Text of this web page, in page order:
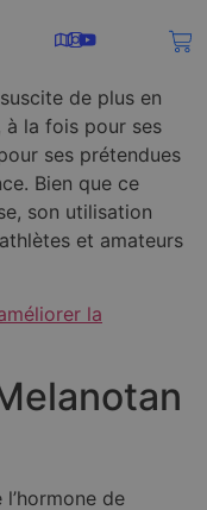
de plus en
à la fois pour ses
ses prétendues
Bien que ce
son utilisation
et amateurs
la
de